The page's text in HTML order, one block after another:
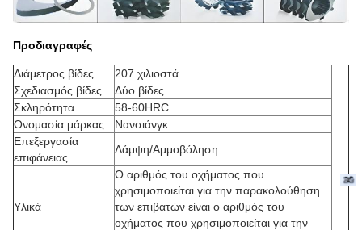
Προδιαγραφές
Διάμετρος βίδες
207 χιλιοστά
Σχεδιασμός βίδες
Δύο βίδες
Σκληρότητα
58-60HRC
Ονομασία μάρκας
Νανσιάνγκ
Επεξεργασία
επιφάνειας
Λάμψη/Αμμοβόληση
Υλικά
Ο αριθμός του οχήματος που
χρησιμοποιείται για την παρακολούθηση
των επιβατών είναι ο αριθμός του
οχήματος που χρησιμοποιείται για την